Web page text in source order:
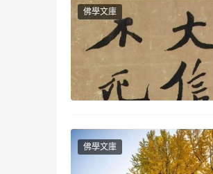
佛學文庫
佛學文庫